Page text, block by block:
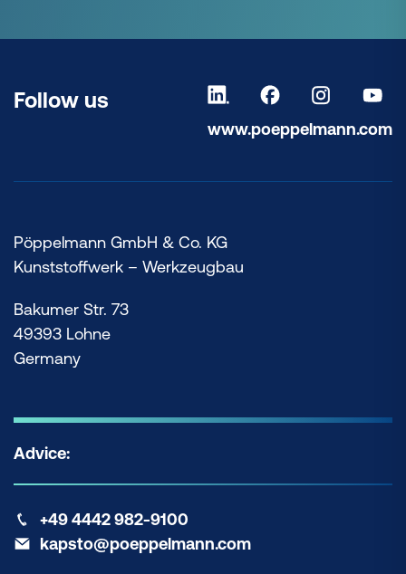
Follow us
www.poeppelmann.com
Pöppelmann GmbH & Co. KG
Kunststoffwerk – Werkzeugbau
Bakumer Str. 73
49393 Lohne
Germany
Advice:
+49 4442 982-9100
kapsto@poeppelmann.com